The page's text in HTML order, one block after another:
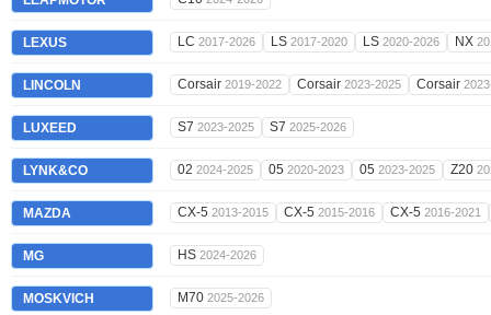
LEXUS LC 2017-2026 LS 2017-2020 LS 2020-2026 NX
LINCOLN Corsair 2019-2022 Corsair 2023-2025 Corsair
LUXEED S7 2023-2025 S7 2025-2026
LYNK&CO 02 2024-2025 05 2020-2023 05 2023-2025 Z20
MAZDA CX-5 2013-2015 CX-5 2015-2016 CX-5 2016-2021
MG HS 2024-2026
MOSKVICH M70 2025-2026